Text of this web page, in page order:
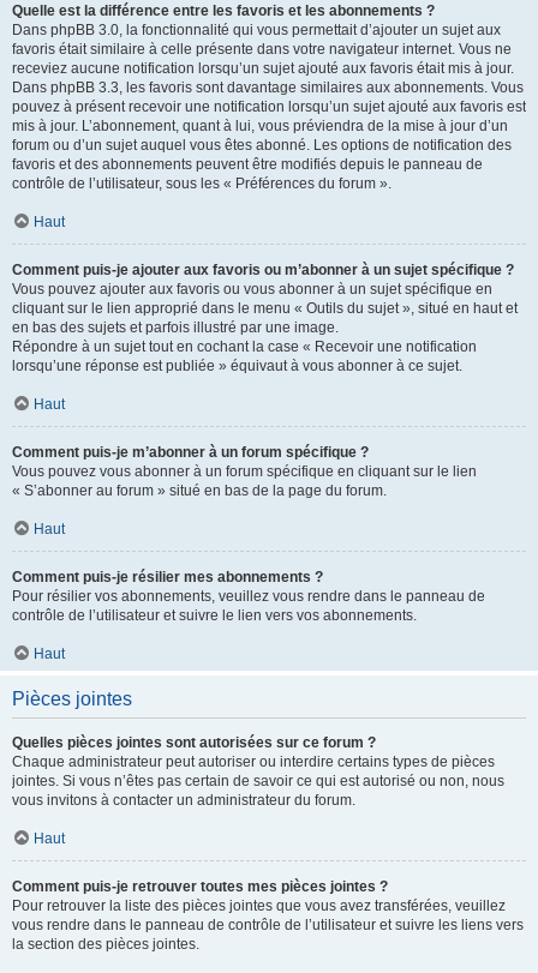
Quelle est la différence entre les favoris et les abonnements ?
Dans phpBB 3.0, la fonctionnalité qui vous permettait d’ajouter un sujet aux
favoris était similaire à celle présente dans votre navigateur internet. Vous ne
receviez aucune notification lorsqu’un sujet ajouté aux favoris était mis à jour.
Dans phpBB 3.3, les favoris sont davantage similaires aux abonnements. Vous
pouvez à présent recevoir une notification lorsqu’un sujet ajouté aux favoris est
mis à jour. L’abonnement, quant à lui, vous préviendra de la mise à jour d’un
forum ou d’un sujet auquel vous êtes abonné. Les options de notification des
favoris et des abonnements peuvent être modifiés depuis le panneau de
contrôle de l’utilisateur, sous les « Préférences du forum ».
Haut
Comment puis-je ajouter aux favoris ou m’abonner à un sujet spécifique ?
Vous pouvez ajouter aux favoris ou vous abonner à un sujet spécifique en
cliquant sur le lien approprié dans le menu « Outils du sujet », situé en haut et
en bas des sujets et parfois illustré par une image.
Répondre à un sujet tout en cochant la case « Recevoir une notification
lorsqu’une réponse est publiée » équivaut à vous abonner à ce sujet.
Haut
Comment puis-je m’abonner à un forum spécifique ?
Vous pouvez vous abonner à un forum spécifique en cliquant sur le lien
« S’abonner au forum » situé en bas de la page du forum.
Haut
Comment puis-je résilier mes abonnements ?
Pour résilier vos abonnements, veuillez vous rendre dans le panneau de
contrôle de l’utilisateur et suivre le lien vers vos abonnements.
Haut
Pièces jointes
Quelles pièces jointes sont autorisées sur ce forum ?
Chaque administrateur peut autoriser ou interdire certains types de pièces
jointes. Si vous n’êtes pas certain de savoir ce qui est autorisé ou non, nous
vous invitons à contacter un administrateur du forum.
Haut
Comment puis-je retrouver toutes mes pièces jointes ?
Pour retrouver la liste des pièces jointes que vous avez transférées, veuillez
vous rendre dans le panneau de contrôle de l’utilisateur et suivre les liens vers
la section des pièces jointes.